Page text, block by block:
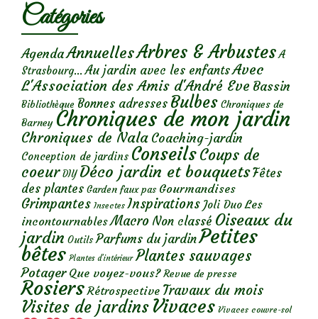
Catégories
AgendaAnnuellesArbres & Arbustes A
Strasbourg... Au jardin avec les enfantsAvec
L'Association des Amis d'André Eve Bassin
Bibliothèque Bonnes adresses Bulbes Chroniques de
Barney Chroniques de mon jardin
Chroniques de Nala Coaching-jardin
Conception de jardins ConseilsCoups de
coeur DIY Déco jardin et bouquetsFêtes
des plantes Garden faux pas Gourmandises
Grimpantes Insectes Inspirations Joli Duo Les
incontournables Macro Non classé Oiseaux du
jardin Outils Parfums du jardinPetites
bêtes Plantes d’intérieur Plantes sauvages
Potager Que voyez-vous? Revue de presse
Rosiers Rétrospective Travaux du mois
Visites de jardins Vivaces Vivaces couvre-sol